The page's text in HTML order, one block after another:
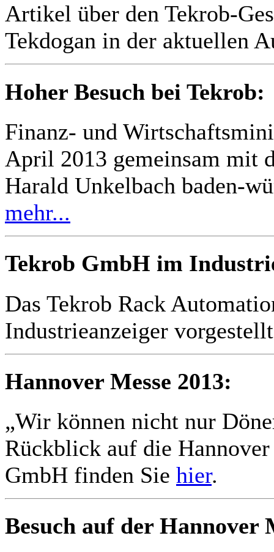
Artikel über den Tekrob-
Tekdogan in der aktuellen
Hoher Besuch bei Tekrob:
Finanz- und
April 2013 gemeinsam mit
Harald Unkelbach baden-
mehr...
Tekrob GmbH im
Das Tekrob Rack
Industrieanzeiger
Hannover Messe 2013:
„Wir können nicht nur
Rückblick auf die
GmbH finden Sie hier.
Besuch auf der Hannover